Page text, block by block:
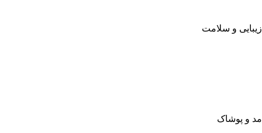
زیبایی و سلامت
مد و پوشاک